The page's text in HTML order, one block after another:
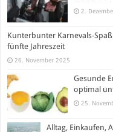
2.
Kunterbunter Karnevals-
fünfte Jahreszeit
26. November 2025
Gesunde
optimal
25.
Alltag, Einkaufen,